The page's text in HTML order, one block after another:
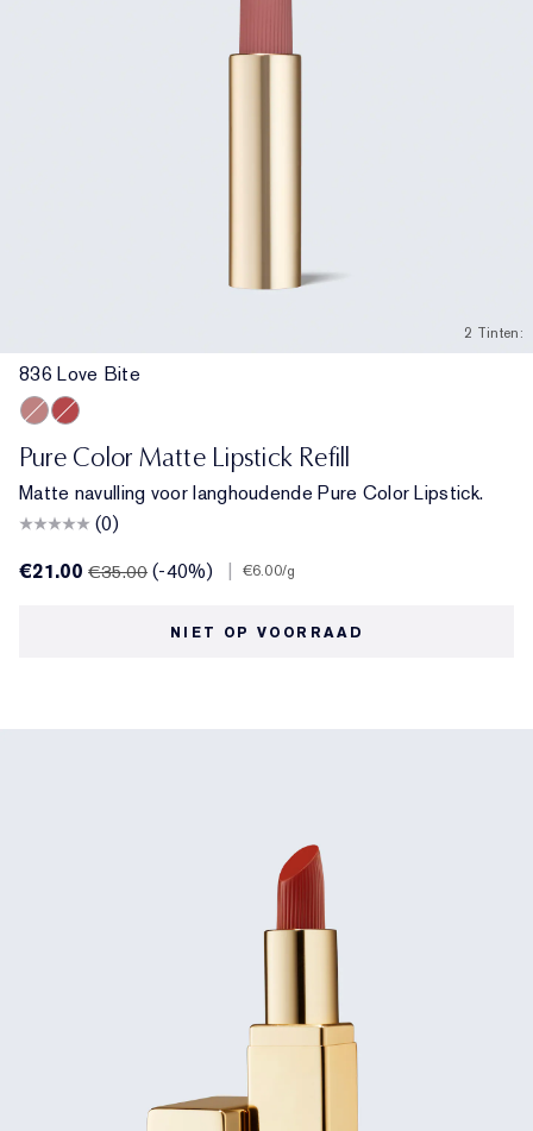
2 Tinten:
836 Love Bite
Pure Color Matte Lipstick Refill
Matte navulling voor langhoudende Pure Color Lipstick.
(0)
€21.00€35.00 (-40%) €6.00/g
NIET OP VOORRAAD